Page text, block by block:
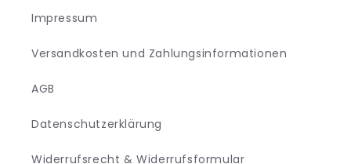
Impressum
Versandkosten und Zahlungsinformationen
AGB
Datenschutzerklärung
Widerrufsrecht & Widerrufsformular